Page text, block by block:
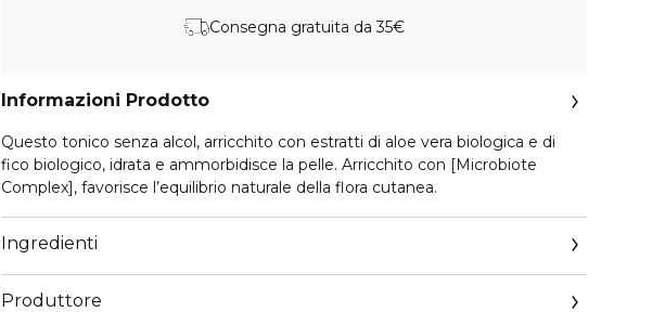
Consegna gratuita da 35€
Informazioni Prodotto
Questo tonico senza alcol, arricchito con estratti di aloe vera biologica e di
fico biologico, idrata e ammorbidisce la pelle. Arricchito con [Microbiote
Complex], favorisce l’equilibrio naturale della flora cutanea.
Ingredienti
Produttore